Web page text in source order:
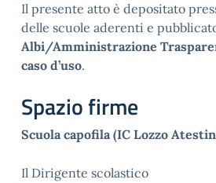
Il presente atto è depositato
delle scuole aderenti e
Albi/Amministrazione
caso d’uso.
Spazio firme
Scuola capofila (IC Lozzo
Il Dirigente scolastico